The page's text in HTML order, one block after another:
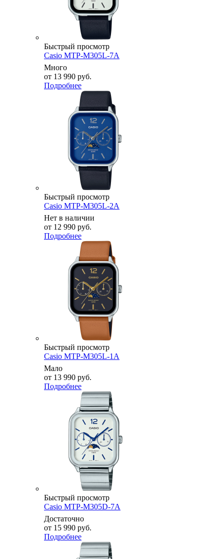
Быстрый просмотр
Casio MTP-M305L-7A
Много
от 13 990 руб.
Подробнее
Быстрый просмотр
Casio MTP-M305L-2A
Нет в наличии
от 12 990 руб.
Подробнее
Быстрый просмотр
Casio MTP-M305L-1A
Мало
от 13 990 руб.
Подробнее
Быстрый просмотр
Casio MTP-M305D-7A
Достаточно
от 15 990 руб.
Подробнее